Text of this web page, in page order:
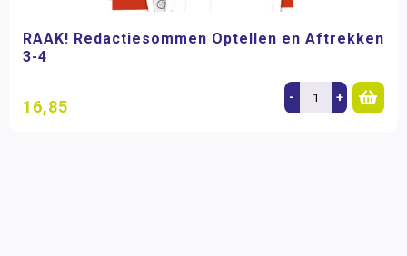
RAAK! Redactiesommen Optellen en Aftrekken
3-4
16,85 - +